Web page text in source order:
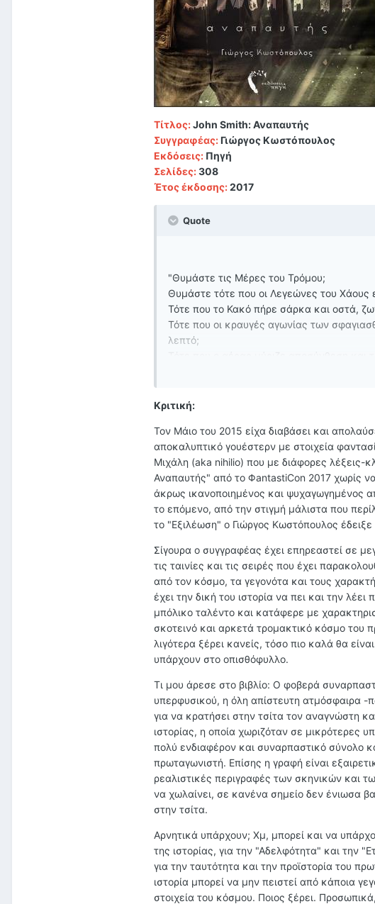
Τίτλος:John Smith: Αναπαυτής
Συγγραφέας:Γιώργος Κωστόπουλος
Εκδόσεις: Πηγή
Σελίδες:308
Έτος έκδοσης:2017
Quote
"Θυμάστε τις Μέρες του Τρόμου;
Θυμάστε τότε που οι Λεγεώνες του
Τότε που το Κακό πήρε σάρκα και οστά,
Τότε που οι κραυγές αγωνίας των
λεπτό;
γεγονότα που τον άλλαξαν, ένας
επέζησαν και να τα εξολοθρεύσει. Κατά
παλιά του Νέμεση, θα ανακαλύψει ότι η
ηθικές του αναστολές είναι ισχυρότερες
Κριτική:
Τον Μάιο του 2015 είχα διαβάσει και
αποκαλυπτικό γουέστερν με στοιχεία
Μιχάλη (aka nihilio) που με διάφορες λέξεις-
Αναπαυτής" από το ΦantastiCon 2017 χωρίς
άκρως ικανοποιημένος και ψυχαγωγημένος
το επόμενο, από την στιγμή μάλιστα που
το "Εξιλέωση" ο Γιώργος Κωστόπουλος έδειξε
Σίγουρα ο συγγραφέας έχει επηρεαστεί σε
τις ταινίες και τις σειρές που έχει
από τον κόσμο, τα γεγονότα και τους
έχει την δική του ιστορία να πει και την
μπόλικο ταλέντο και κατάφερε με
σκοτεινό και αρκετά τρομακτικό κόσμο του
λιγότερα ξέρει κανείς, τόσο πιο καλά θα
υπάρχουν στο οπισθόφυλλο.
Τι μου άρεσε στο βιβλίο: Ο φοβερά
υπερφυσικού, η όλη απίστευτη ατμόσφαιρα -
για να κρατήσει στην τσίτα τον αναγνώστη
ιστορίας, η οποία χωριζόταν σε μικρότερες
πολύ ενδιαφέρον και συναρπαστικό σύνολο
πρωταγωνιστή. Επίσης η γραφή είναι
ρεαλιστικές περιγραφές των σκηνικών και
να χωλαίνει, σε κανένα σημείο δεν ένιωσα
στην τσίτα.
Αρνητικά υπάρχουν; Χμ, μπορεί και να
της ιστορίας, για την "Αδελφότητα" και την
για την ταυτότητα και την προϊστορία του
ιστορία μπορεί να μην πειστεί από κάποια
στοιχεία του κόσμου. Ποιος ξέρει.